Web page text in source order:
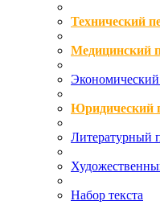
Технический
Медицинский
Юридический
Литературный
Набор текста